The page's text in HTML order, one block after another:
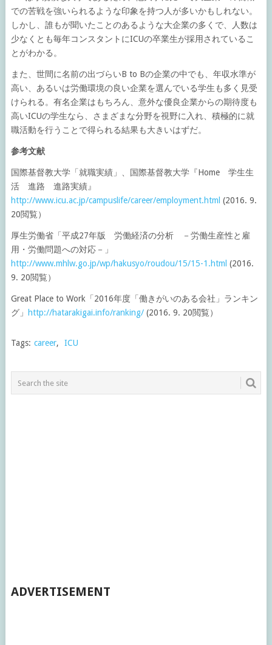
での苦戦を強いられるような印象を持つ人が多いかもしれない。
しかし、誰もが聞いたことのあるような大企業の多くで、人数は
少なくとも毎年コンスタントにICUの卒業生が採用されているこ
とがわかる。
また、世間に名前の出づらいB to Bの企業の中でも、年収水準が
高い、あるいは労働環境の良い企業を選んでいる学生も多く見受
けられる。有名企業はもちろん、意外な優良企業からの期待度も
高いICUの学生なら、さまざまな分野を視野に入れ、積極的に就
職活動を行うことで得られる結果も大きいはずだ。
参考文献
国際基督教大学「就職実績」、国際基督教大学『Home 学生生
活 進路 進路実績』
http://www.icu.ac.jp/campuslife/career/employment.html (2016. 9.
20閲覧）
厚生労働省「平成27年版 労働経済の分析 －労働生産性と雇
用・労働問題への対応－」
http://www.mhlw.go.jp/wp/hakusyo/roudou/15/15-1.html (2016.
9. 20閲覧）
Great Place to Work「2016年度「働きがいのある会社」ランキン
グ」
http://hatarakigai.info/ranking/(2016. 9. 20閲覧）
Tags: career, ICU
ADVERTISEMENT